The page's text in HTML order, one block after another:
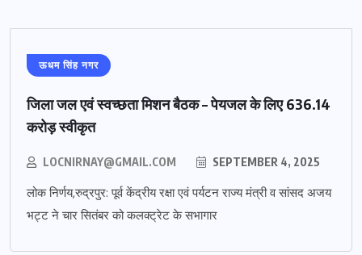
ऊधम सिंह नगर
जिला जल एवं स्वच्छता मिशन बैठक – पेयजल के लिए 636.14
करोड़ स्वीकृत
LOCNIRNAY@GMAIL.COM SEPTEMBER 4, 2025
लोक निर्णय,रुद्रपुर: पूर्व केंद्रीय रक्षा एवं पर्यटन राज्य मंत्री व सांसद अजय
भट्ट ने चार सितंबर को कलक्ट्रेट के सभागार